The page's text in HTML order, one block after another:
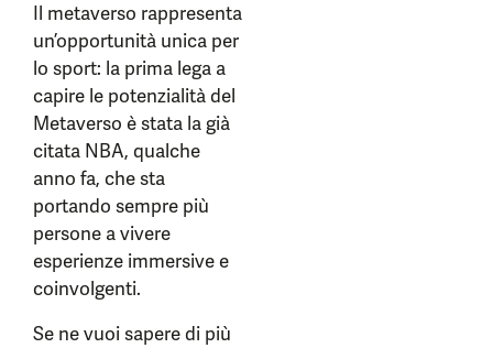
Il metaverso rappresenta
un’opportunità unica per
lo sport: la prima lega a
capire le potenzialità del
Metaverso è stata la già
citata NBA, qualche
anno fa, che sta
portando sempre più
persone a vivere
esperienze immersive e
coinvolgenti.
Se ne vuoi sapere di più